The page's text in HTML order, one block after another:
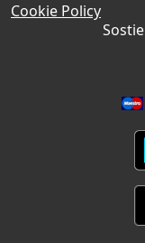
Cookie Policy